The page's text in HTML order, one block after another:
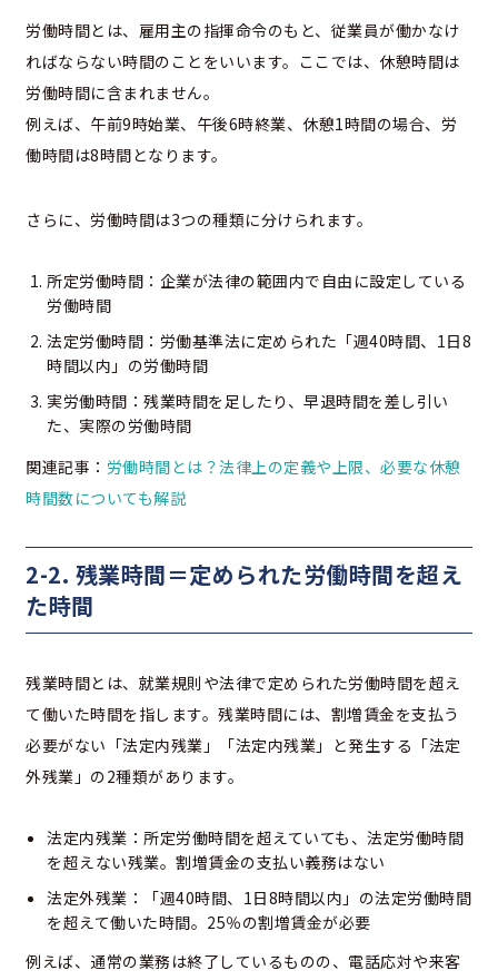
労働時間とは、雇用主の指揮命令のもと、従業員が働かなけ
ればならない時間のことをいいます。ここでは、休憩時間は
労働時間に含まれません。
例えば、午前9時始業、午後6時終業、休憩1時間の場合、労
働時間は8時間となります。
さらに、労働時間は3つの種類に分けられます。
所定労働時間：企業が法律の範囲内で自由に設定している
労働時間
法定労働時間：労働基準法に定められた「週40時間、1日8
時間以内」の労働時間
実労働時間：残業時間を足したり、早退時間を差し引い
た、実際の労働時間
関連記事： 労働時間とは？法律上の定義や上限、必要な休憩
時間数についても解説
2-2. 残業時間＝定められた労働時間を超え
た時間
残業時間とは、就業規則や法律で定められた労働時間を超え
て働いた時間を指します。残業時間には、割増賃金を支払う
必要がない「法定内残業」「法定内残業」と発生する「法定
外残業」の2種類があります。
法定内残業：所定労働時間を超えていても、法定労働時間
を超えない残業。割増賃金の支払い義務はない
法定外残業：「週40時間、1日8時間以内」の法定労働時間
を超えて働いた時間。25％の割増賃金が必要
例えば、通常の業務は終了しているものの、電話応対や来客